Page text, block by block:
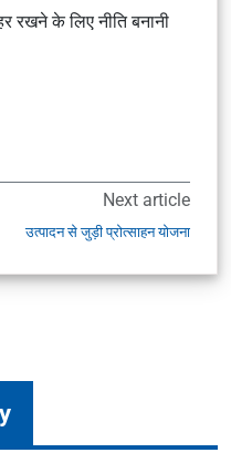
रखने के लिए नीति बनानी
Next article
उत्पादन से जुड़ी प्रोत्साहन योजना